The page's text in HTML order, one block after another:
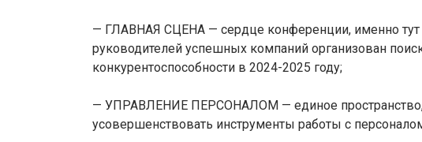
— ГЛАВНАЯ СЦЕНА — сердце конференции, именно
руководителей успешных компаний организован
конкурентоспособности в 2024-2025 году;
— УПРАВЛЕНИЕ ПЕРСОНАЛОМ — единое пространство,
усовершенствовать инструменты работы с